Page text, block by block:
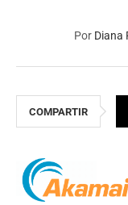
Por Diana
COMPARTIR